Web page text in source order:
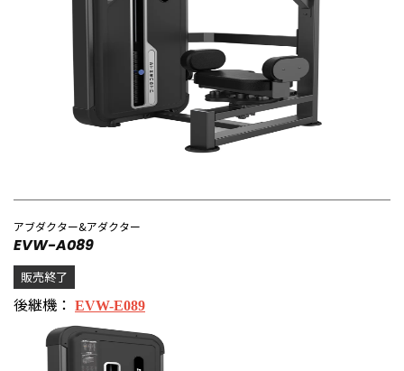
アブダクター&アダクター
EVW-A089
販売終了
後継機： EVW-E089